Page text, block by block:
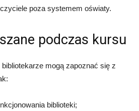
poza systemem oświaty.
podczas kursu
mogą zapoznać się z
:
biblioteki;